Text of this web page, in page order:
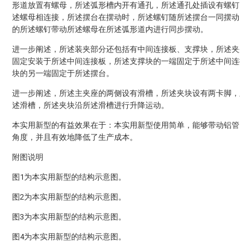
形道放置有螺母，所述弧形槽内开有通孔，所述通孔处插设有螺
述螺母相连接，所述摆台在摆动时，所述螺钉随所述摆台一同摆
的所述螺钉带动所述螺母在所述弧形道内进行同步摆动。
进一步阐述，所述装夹部分还包括有中间连接板、支撑块，所述
固定安装于所述中间连接板，所述支撑块的一端固定于所述中间
块的另一端固定于所述摆台。
进一步阐述，所述主夹座的两侧设有滑槽，所述夹块设有两卡脚
述滑槽，所述夹块沿所述滑槽进行升降运动。
本实用新型的有益效果在于：本实用新型使用简单，能够带动铝
角度，并且有效地降低了生产成本。
附图说明
图1为本实用新型的结构示意图。
图2为本实用新型的结构示意图。
图3为本实用新型的结构示意图。
图4为本实用新型的结构示意图。